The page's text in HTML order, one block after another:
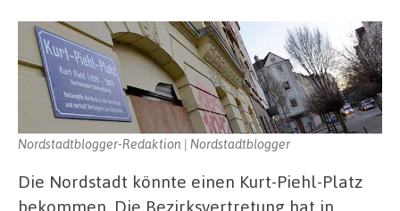
Nordstadtblogger-Redaktion | Nordstadtblogger
Die Nordstadt könnte einen Kurt-Piehl-Platz
bekommen. Die Bezirksvertretung hat in